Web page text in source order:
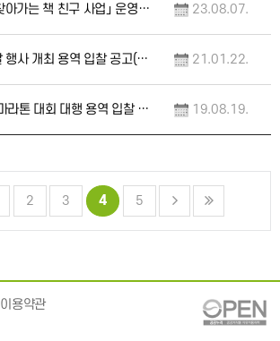
「2023년 전화로 찾아가는 책 친구 사업」 운영 대행 용역 입찰공고(긴급) 23.08.07.
2021 세계 책의 날 행사 개최 용역 입찰 공고(긴급) 21.01.22.
2019 울트라독서마라톤 대회 대행 용역 입찰 공고(긴급) 19.08.19.
2 3 4 5
이용약관